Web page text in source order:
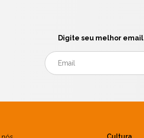
Digite seu melhor email